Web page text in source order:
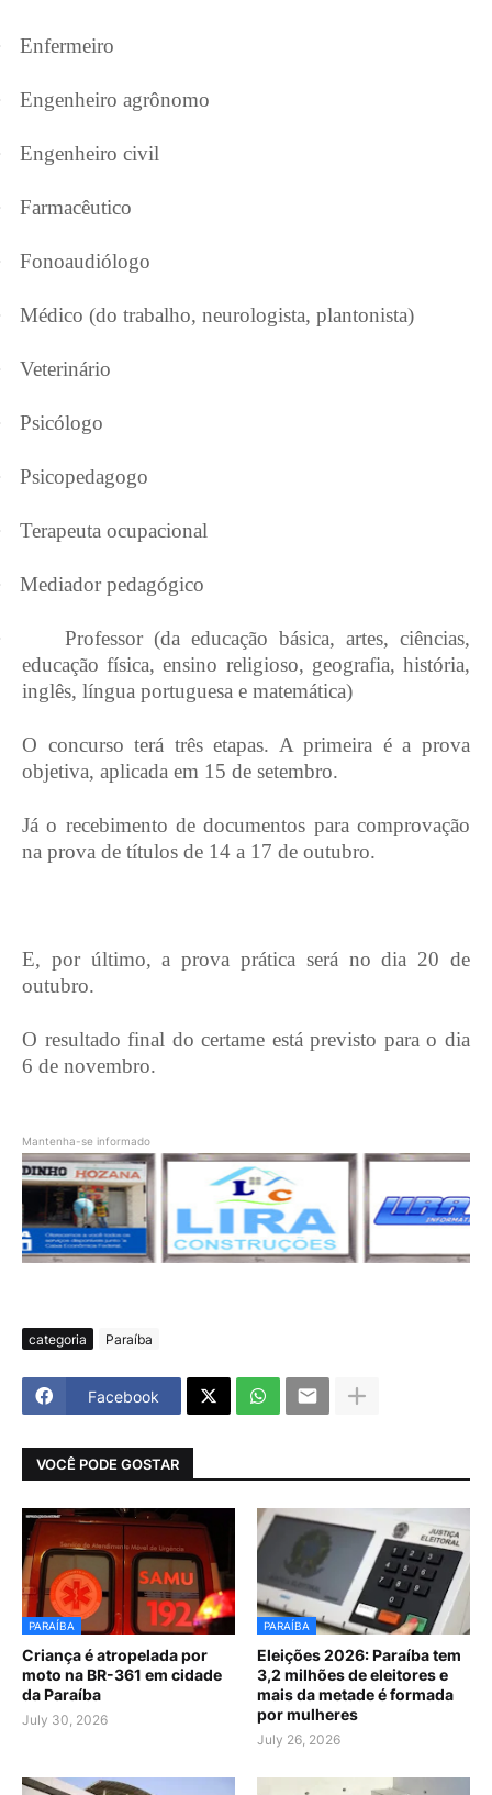
Enfermeiro
Engenheiro agrônomo
Engenheiro civil
Farmacêutico
Fonoaudiólogo
Médico (do trabalho, neurologista, plantonista)
Veterinário
Psicólogo
Psicopedagogo
Terapeuta ocupacional
Mediador pedagógico
Professor (da educação básica, artes, ciências,
educação física, ensino religioso, geografia, história,
inglês, língua portuguesa e matemática)
O concurso terá três etapas. A primeira é a prova
objetiva, aplicada em 15 de setembro.
Já o recebimento de documentos para comprovação
na prova de títulos de 14 a 17 de outubro.
E, por último, a prova prática será no dia 20 de
outubro.
O resultado final do certame está previsto para o dia
6 de novembro.
Mantenha-se informado
categoria Paraíba
Facebook
VOCÊ PODE GOSTAR
PARAÍBA
Criança é atropelada por
moto na BR-361 em cidade
da Paraíba
July 30, 2026
PARAÍBA
Eleições 2026: Paraíba tem
3,2 milhões de eleitores e
mais da metade é formada
por mulheres
July 26, 2026